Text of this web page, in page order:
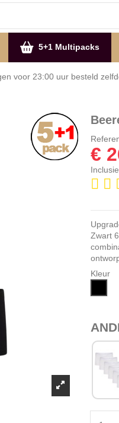
5+1 Multipacks
voor 23:00 uur
€
Zwart
Kleur